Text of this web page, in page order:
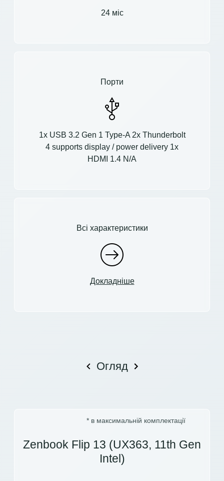
24 міс
Порти
1x USB 3.2 Gen 1 Type-A 2x Thunderbolt
4 supports display / power delivery 1x
HDMI 1.4 N/A
Всі характеристики
Докладніше
Огляд
* в максимальній комплектації
Zenbook Flip 13 (UX363, 11th Gen
Intel)